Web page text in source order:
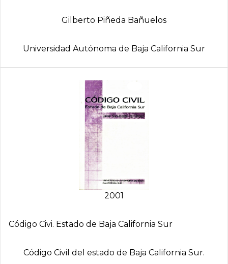
Gilberto Piñeda Bañuelos
Universidad Autónoma de Baja California Sur
2001
Código Civi. Estado de Baja California Sur
Código Civil del estado de Baja California Sur.